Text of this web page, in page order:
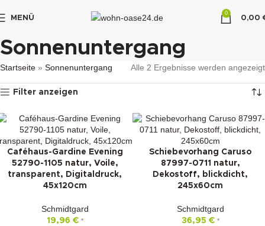
MENÜ
0
0,00
Sonnenuntergang
Startseite » Sonnenuntergang Alle 2 Ergebnisse werden angezeigt
Filter anzeigen
Caféhaus-Gardine Evening
52790-1105 natur, Voile,
transparent, Digitaldruck,
45x120cm
Schmidtgard
19,96 € *
Schiebevorhang Caruso
87997-0711 natur,
Dekostoff, blickdicht,
245x60cm
Schmidtgard
36,95 € *